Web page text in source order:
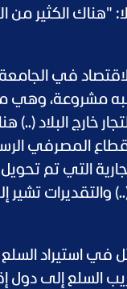
في
وهي من
خارج البلاد
المصرفي
التي تم
والتقديرات تشير
في استيراد
السلع إلى دول